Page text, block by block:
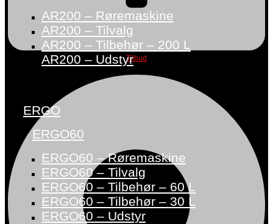
Tilbud
AR200 – Røremaskine
AR200 – Tilvalg
AR200 – Tilbehør – 200 L
AR200 – Udstyr
ERGO
ERGO60
ERGO60 – Røremaskine
ERGO60 – Tilvalg
ERGO60 – Tilbehør – 60 L
ERGO60 – Tilbehør – 30 L
ERGO60 – Udstyr